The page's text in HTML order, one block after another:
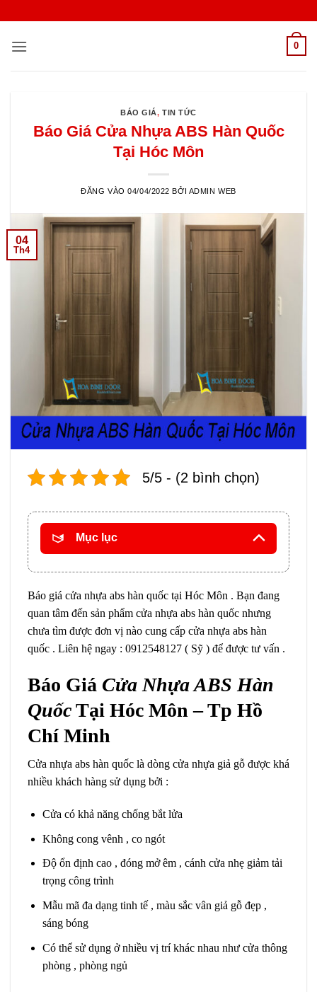
nội
0
BÁO GIÁ,TIN TỨC
Báo Giá Cửa Nhựa ABS Hàn Quốc
Tại Hóc Môn
ĐĂNG VÀO04/04/2022 BỞI ADMIN WEB
04
Th4
5/5 - (2 bình chọn)
Mục lục
Báo giá cửa nhựa abs hàn quốc tại Hóc Môn . Bạn đang
quan tâm đến sản phẩm cửa nhựa abs hàn quốc nhưng
chưa tìm được đơn vị nào cung cấp cửa nhựa abs hàn
quốc . Liên hệ ngay : 0912548127 ( Sỹ ) để được tư vấn .
Báo Giá Cửa Nhựa ABS Hàn
QuốcTại Hóc Môn – Tp Hồ
Chí Minh
Cửa nhựa abs hàn quốc là dòng cửa nhựa giả gỗ được khá
nhiều khách hàng sử dụng bởi :
Cửa có khả năng chống bắt lửa
Không cong vênh , co ngót
Độ ổn định cao , đóng mở êm , cánh cửa nhẹ giảm tải
trọng công trình
Mẫu mã đa dạng tinh tế , màu sắc vân giả gỗ đẹp ,
sáng bóng
Có thể sử dụng ở nhiều vị trí khác nhau như cửa thông
phòng , phòng ngủ